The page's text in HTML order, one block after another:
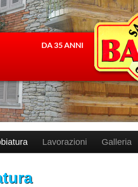
DA 35 ANNI
Lavorazioni Galleria